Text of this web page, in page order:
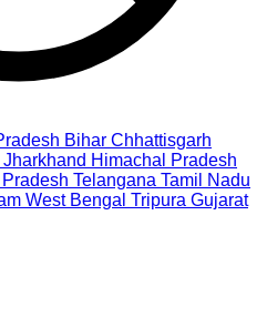
Bihar Chhattisgarh
Jharkhand Himachal Pradesh
Telangana Tamil Nadu
West Bengal Tripura Gujarat